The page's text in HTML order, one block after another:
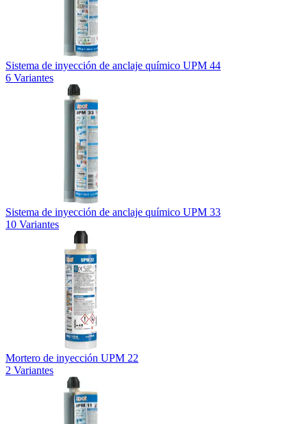
Sistema de inyección de anclaje químico UPM 44
6 Variantes
Sistema de inyección de anclaje químico UPM 33
10 Variantes
Mortero de inyección UPM 22
2 Variantes